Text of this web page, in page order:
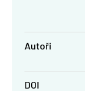
Autoři
DOI